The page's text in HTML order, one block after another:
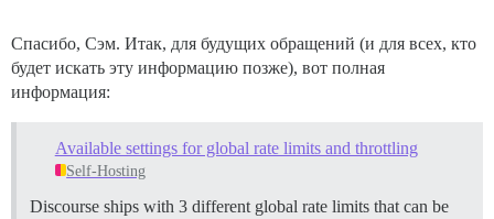
Спасибо, Сэм. Итак, для будущих обращений (и для всех, кто
будет искать эту информацию позже), вот полная
информация:
Available settings for global rate limits and throttling
Self-Hosting
Discourse ships with 3 different global rate limits that can be